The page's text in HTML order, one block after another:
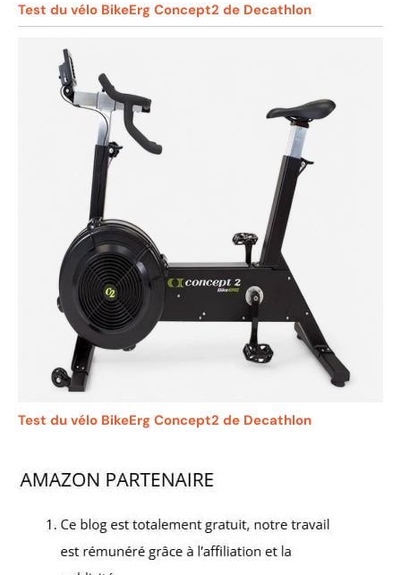
Test du vélo BikeErg Concept2 de Decathlon
Test du vélo BikeErg Concept2 de Decathlon